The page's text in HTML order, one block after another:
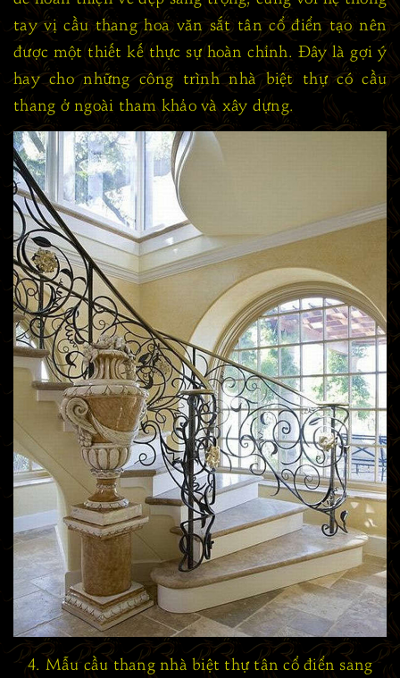
tay vị cầu thang hoa văn sắt tân cổ điển tạo nên
được một thiết kế thực sự hoàn chỉnh. Đây là gợi ý
hay cho những công trình nhà biệt thự có cầu
thang ở ngoài tham khảo và xây dựng.
4. Mẫu cầu thang nhà biệt thự tân cổ điển sang